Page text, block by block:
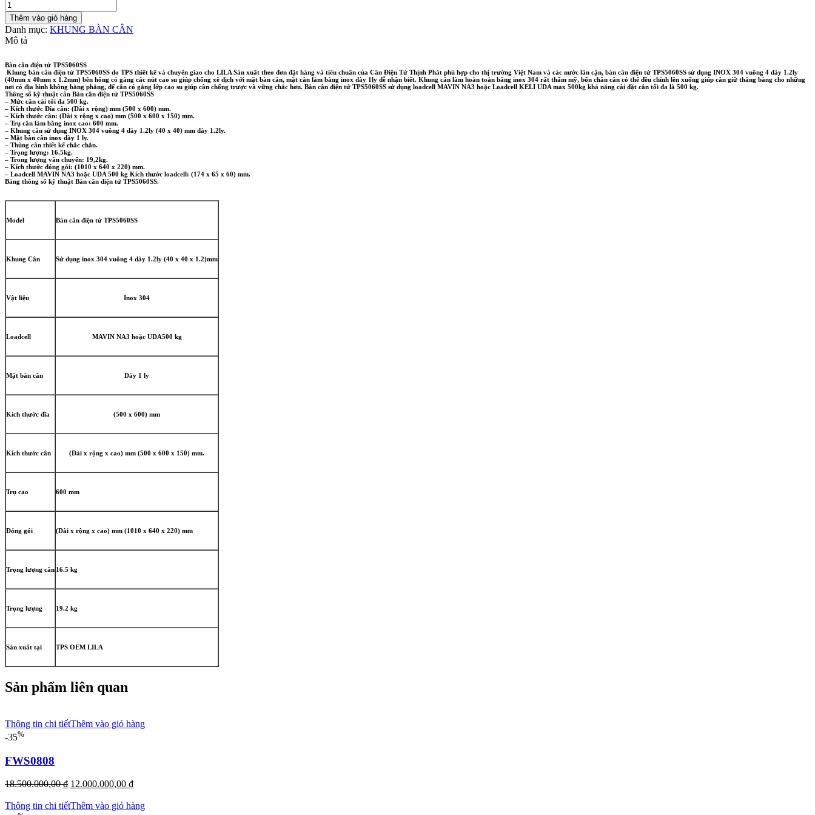
Bàn
cân
điện
tử
TPS5060SS
lượng
Thêm vào giỏ hàng
Danh mục: KHUNG BÀN CÂN
Mô tả
Bàn cân điện tử TPS5060SS
Khung bàn cân điện tử TPS5060SS do TPS thiết kế và chuyển giao cho LILA Sản xuất theo đơn đặt hàng và tiêu chuẩn của Cân Điện Tử Thịnh Phát phù hợp cho thị trường Việt Nam và các nước lân cận, bàn cân điện tử TPS5060SS sử dụng INOX 304 vuông 4 dày 1.2ly
(40mm x 40mm x 1.2mm) bên hông có gắng các nút cao su giúp chống xê dịch với mặt bàn cân, mặt cân làm bằng inox dày 1ly dễ nhận biết. Khung cân làm hoàn toàn băng inox 304 rất thẩm mỹ, bốn chân cân có thể đều chỉnh lên xuống giúp cân giữ thăng bằng cho những
nơi có địa hình không bằng phẳng, đế cân có gắng lớp cao su giúp cân chống trược và vững chắc hơn. Bàn cân điện tử TPS5060SS sử dụng loadcell MAVIN NA3 hoặc Loadcell KELI UDA max 500kg khả năng cài đặt cân tối đa là 500 kg.
Thông số kỹ thuật cân Bàn cân điện tử TPS5060SS
– Mức cân cài tối đa 500 kg.
– Kích thước Đĩa cân: (Dài x rộng) mm (500 x 600) mm.
– Kích thước cân: (Dài x rộng x cao) mm (500 x 600 x 150) mm.
– Trụ cân làm bằng inox cao: 600 mm.
– Khung cân sử dụng INOX 304 vuông 4 dày 1.2ly (40 x 40) mm dày 1.2ly.
– Mặt bàn cân inox dày 1 ly.
– Thùng cân thiết kế chắc chắn.
– Trọng lượng: 16.5kg.
– Trong lượng vân chuyển: 19,2kg.
– Kích thước đóng gói: (1010 x 640 x 220) mm.
– Loadcell MAVIN NA3 hoặc UDA 500 kg Kích thước loadcell: (174 x 65 x 60) mm.
Bảng thông số kỹ thuật Bàn cân điện tử TPS5060SS.
Model Bàn cân điện tử TPS5060SS
Khung Cân Sử dụng inox 304 vuông 4 dày 1.2ly (40 x 40 x 1.2)mm
Vật liệu Inox 304
Loadcell MAVIN NA3 hoặc UDA500 kg
Mặt bàn cân Dày 1 ly
Kích thước đĩa (500 x 600) mm
Kích thước cân (Dài x rộng x cao) mm (500 x 600 x 150) mm.
Trụ cao 600 mm
Đóng gói (Dài x rộng x cao) mm (1010 x 640 x 220) mm
Trọng lượng cân 16.5 kg
Trọng lượng 19.2 kg
Sản xuất tại TPS OEM LILA
Sản phẩm liên quan
Thông tin chi tiếtThêm vào giỏ hàng
-35%
FWS0808
18.500.000,00₫ Giá
là:
12.000.000,00 ₫Giá
tại
Thông tin chi tiếtThêm vào giỏ hàng